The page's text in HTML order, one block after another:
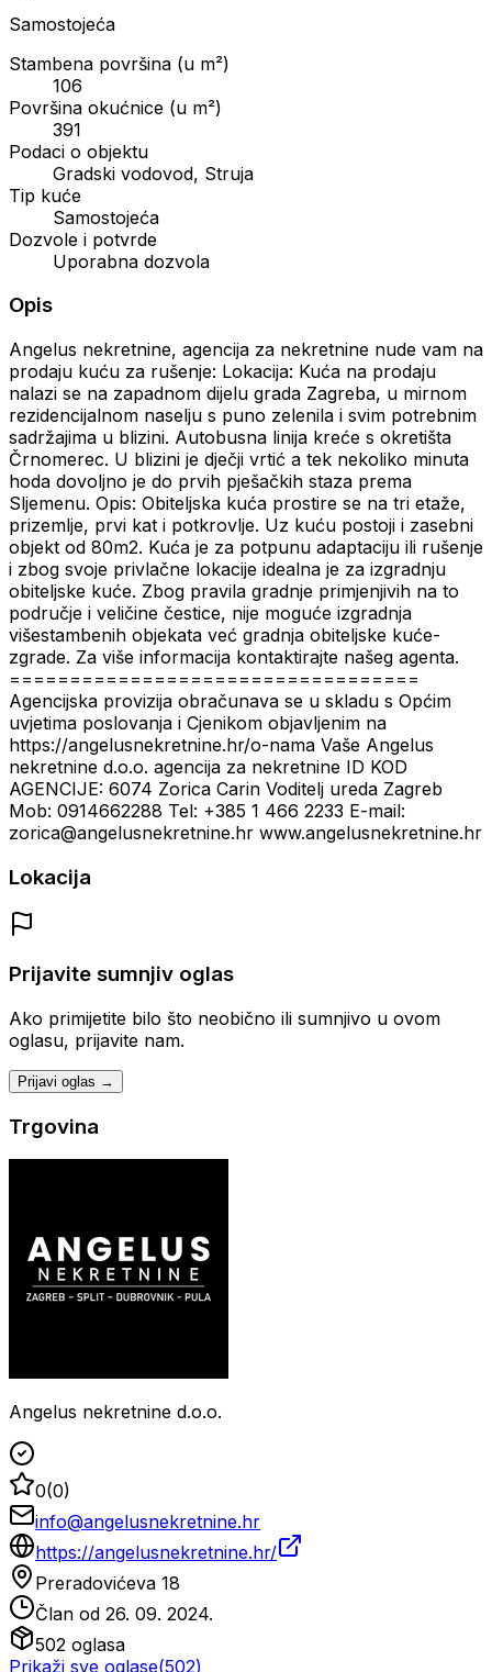
Samostojeća
Stambena površina (u m²)
106
Površina okućnice (u m²)
391
Podaci o objektu
Gradski vodovod, Struja
Tip kuće
Samostojeća
Dozvole i potvrde
Uporabna dozvola
Opis
Angelus nekretnine, agencija za nekretnine nude vam na
prodaju kuću za rušenje: Lokacija: Kuća na prodaju
nalazi se na zapadnom dijelu grada Zagreba, u mirnom
rezidencijalnom naselju s puno zelenila i svim potrebnim
sadržajima u blizini. Autobusna linija kreće s okretišta
Črnomerec. U blizini je dječji vrtić a tek nekoliko minuta
hoda dovoljno je do prvih pješačkih staza prema
Sljemenu. Opis: Obiteljska kuća prostire se na tri etaže,
prizemlje, prvi kat i potkrovlje. Uz kuću postoji i zasebni
objekt od 80m2. Kuća je za potpunu adaptaciju ili rušenje
i zbog svoje privlačne lokacije idealna je za izgradnju
obiteljske kuće. Zbog pravila gradnje primjenjivih na to
područje i veličine čestice, nije moguće izgradnja
višestambenih objekata već gradnja obiteljske kuće-
zgrade. Za više informacija kontaktirajte našeg agenta.
==================================
Agencijska provizija obračunava se u skladu s Općim
uvjetima poslovanja i Cjenikom objavljenim na
https://angelusnekretnine.hr/o-nama Vaše Angelus
nekretnine d.o.o. agencija za nekretnine ID KOD
AGENCIJE: 6074 Zorica Carin Voditelj ureda Zagreb
Mob: 0914662288 Tel: +385 1 466 2233 E-mail:
zorica@angelusnekretnine.hr www.angelusnekretnine.hr
Lokacija
Prijavite sumnjiv oglas
Ako primijetite bilo što neobično ili sumnjivo u ovom
oglasu, prijavite nam.
Prijavi oglas →
Trgovina
Angelus nekretnine d.o.o.
0(0)
info@angelusnekretnine.hr
https://angelusnekretnine.hr/
Preradovićeva 18
Član od 26. 09. 2024.
502 oglasa
Prikaži sve oglase(502)